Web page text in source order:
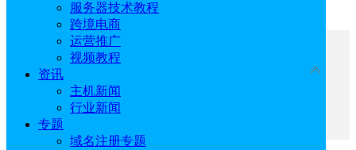
服务器技术教程
跨境电商
运营推广
视频教程
资讯
主机新闻
行业新闻
专题
域名注册专题
点击进入：UCloud AstraFlow星图
文章目录
一、UCloud AstraFlow星图大模型平台优势
二、UCloud AstraFlow星图大模型使用教程